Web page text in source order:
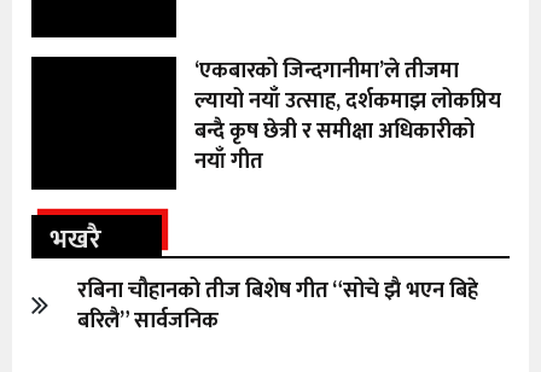
‘एकबारको जिन्दगानीमा’ले तीजमा
ल्यायो नयाँ उत्साह, दर्शकमाझ लोकप्रिय
बन्दै कृष छेत्री र समीक्षा अधिकारीको
नयाँ गीत
भखरै
रबिना चौहानको तीज बिशेष गीत “सोचे झै भएन बिहे
बरिलै” सार्वजनिक